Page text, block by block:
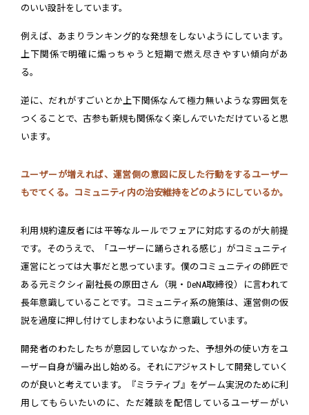
のいい設計をしています。
例えば、あまりランキング的な発想をしないようにしています。
上下関係で明確に煽っちゃうと短期で燃え尽きやすい傾向があ
る。
逆に、だれがすごいとか上下関係なんて極力無いような雰囲気を
つくることで、古参も新規も関係なく楽しんでいただけていると思
います。
ユーザーが増えれば、運営側の意図に反した行動をするユーザー
もでてくる。コミュニティ内の治安維持をどのようにしているか。
利用規約違反者には平等なルールでフェアに対応するのが大前提
です。そのうえで、「ユーザーに踊らされる感じ」がコミュニティ
運営にとっては大事だと思っています。僕のコミュニティの師匠で
ある元ミクシィ副社長の原田さん（現・DeNA取締役）に言われて
長年意識していることです。コミュニティ系の施策は、運営側の仮
説を過度に押し付けてしまわないように意識しています。
開発者のわたしたちが意図していなかった、予想外の使い方をユ
ーザー自身が編み出し始める。それにアジャストして開発していく
のが良いと考えています。『ミラティブ』をゲーム実況のために利
用してもらいたいのに、ただ雑談を配信しているユーザーがい